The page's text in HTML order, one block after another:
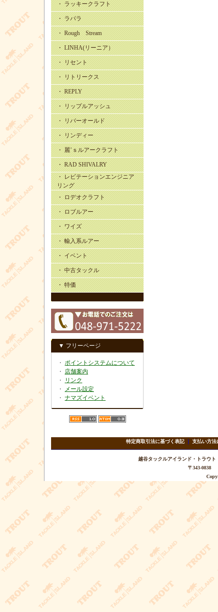
・ ラッキークラフト
・ ラパラ
・ Rough Stream
・ LINHA(リーニア）
・ リセント
・ リトリークス
・ REPLY
・ リップルアッシュ
・ リバーオールド
・ リンディー
・ 麗’ｓルアークラフト
・ RAD SHIVALRY
・ レビテーションエンジニア
リング
・ ロデオクラフト
・ ロブルアー
・ ワイズ
・ 輸入系ルアー
・ イベント
・ 中古タックル
・ 特価
▼ フリーページ
・ ポイントシステムについて
・ 店舗案内
・
リンク
・
メール設定
・ ナマズイベント
特定商取引法に基づく表記｜ 支払い方法
越谷タックルアイランド・トラ
〒343-0838